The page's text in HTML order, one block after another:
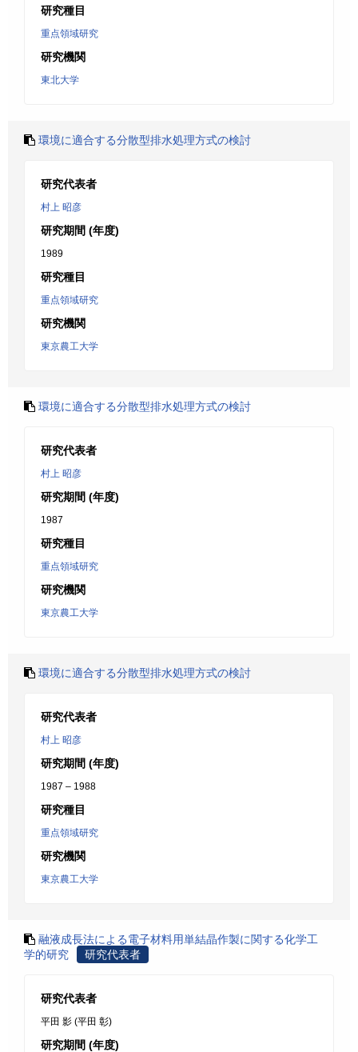
研究種目
重点領域研究
研究機関
東北大学
環境に適合する分散型排水処理方式の検討
研究代表者
村上 昭彦
研究期間 (年度)
1989
研究種目
重点領域研究
研究機関
東京農工大学
環境に適合する分散型排水処理方式の検討
研究代表者
村上 昭彦
研究期間 (年度)
1987
研究種目
重点領域研究
研究機関
東京農工大学
環境に適合する分散型排水処理方式の検討
研究代表者
村上 昭彦
研究期間 (年度)
1987 – 1988
研究種目
重点領域研究
研究機関
東京農工大学
融液成長法による電子材料用単結晶作製に関する化学工
学的研究
研究代表者
研究代表者
平田 影 (平田 彰)
研究期間 (年度)